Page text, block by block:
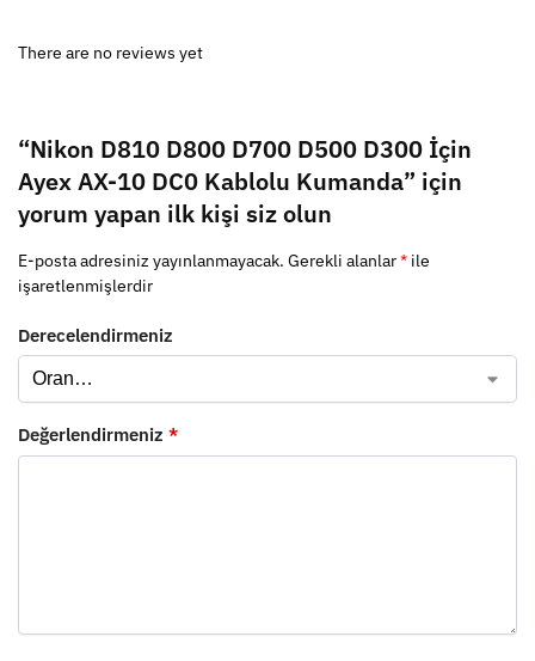
There are no reviews yet
“Nikon D810 D800 D700 D500 D300 İçin
Ayex AX-10 DC0 Kablolu Kumanda” için
yorum yapan ilk kişi siz olun
E-posta adresiniz yayınlanmayacak. Gerekli alanlar* ile
işaretlenmişlerdir
Derecelendirmeniz
Değerlendirmeniz *